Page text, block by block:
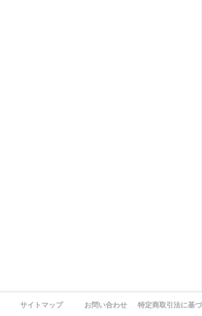
サイトマップ お問い合わせ 特定商取引法に基